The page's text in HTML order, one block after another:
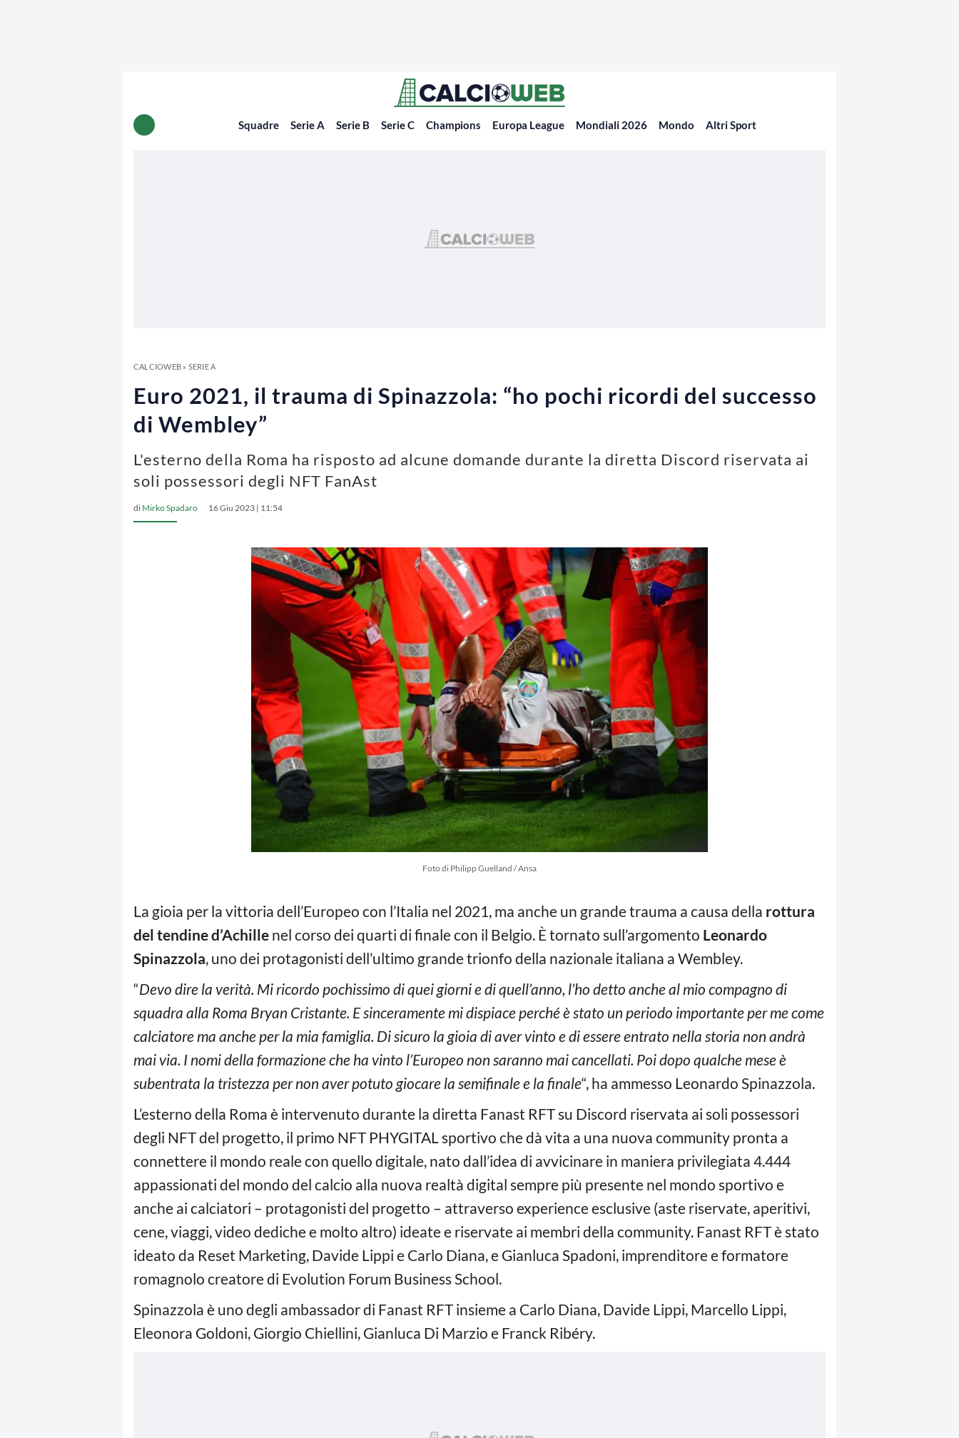
Squadre Serie A Serie B Serie C Champions Europa League Mondiali 2026 Mondo Altri Sport
CALCIOWEB» SERIE A
Euro 2021, il trauma di Spinazzola: “ho pochi ricordi del successo
di Wembley”
L'esterno della Roma ha risposto ad alcune domande durante la diretta Discord riservata ai
soli possessori degli NFT FanAst
di Mirko Spadaro 16 Giu 2023 | 11:54
Foto di Philipp Guelland / Ansa
La gioia per la vittoria dell’Europeo con l’Italia nel 2021, ma anche un grande trauma a causa della rottura
del tendine d’Achille nel corso dei quarti di finale con il Belgio. È tornato sull’argomento Leonardo
Spinazzola, uno dei protagonisti dell’ultimo grande trionfo della nazionale italiana a Wembley.
“Devo dire la verità. Mi ricordo pochissimo di quei giorni e di quell’anno, l’ho detto anche al mio compagno di
squadra alla Roma Bryan Cristante. E sinceramente mi dispiace perché è stato un periodo importante per me come
calciatore ma anche per la mia famiglia. Di sicuro la gioia di aver vinto e di essere entrato nella storia non andrà
mai via. I nomi della formazione che ha vinto l’Europeo non saranno mai cancellati. Poi dopo qualche mese è
subentrata la tristezza per non aver potuto giocare la semifinale e la finale“, ha ammesso Leonardo Spinazzola.
L’esterno della Roma è intervenuto durante la diretta Fanast RFT su Discord riservata ai soli possessori
degli NFT del progetto, il primo NFT PHYGITAL sportivo che dà vita a una nuova community pronta a
connettere il mondo reale con quello digitale, nato dall’idea di avvicinare in maniera privilegiata 4.444
appassionati del mondo del calcio alla nuova realtà digital sempre più presente nel mondo sportivo e
anche ai calciatori – protagonisti del progetto – attraverso experience esclusive (aste riservate, aperitivi,
cene, viaggi, video dediche e molto altro) ideate e riservate ai membri della community. Fanast RFT è stato
ideato da Reset Marketing, Davide Lippi e Carlo Diana, e Gianluca Spadoni, imprenditore e formatore
romagnolo creatore di Evolution Forum Business School.
Spinazzola è uno degli ambassador di Fanast RFT insieme a Carlo Diana, Davide Lippi, Marcello Lippi,
Eleonora Goldoni, Giorgio Chiellini, Gianluca Di Marzio e Franck Ribéry.